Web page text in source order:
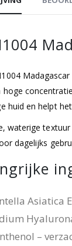
hoge
huid en helpt
waterige
dagelijks
Asiatica
–